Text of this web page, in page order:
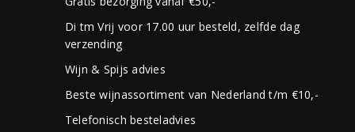
Di tm Vrij voor 17.00 uur besteld, zelfde dag
verzending
Wijn & Spijs advies
Beste wijnassortiment van Nederland t/m €10,-
Telefonisch besteladvies